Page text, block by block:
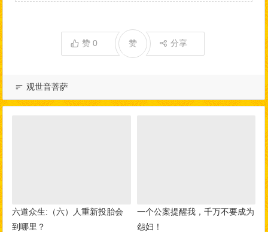
赞0 分享
赞
观世音菩萨
六道众生:（六）人重新投胎会
到哪里？
一个公案提醒我，千万不要成为
怨妇！